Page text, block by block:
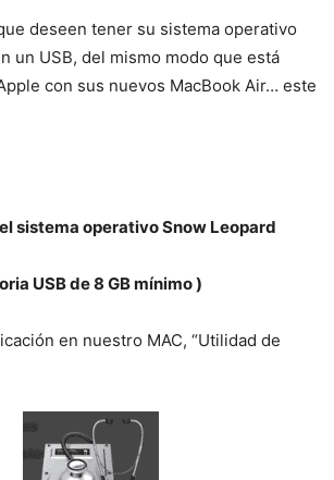
deseen tener su sistema operativo
un USB, del mismo modo que está
con sus nuevos MacBook Air… este
sistema operativo Snow Leopard
USB de 8 GB mínimo )
en nuestro MAC, “Utilidad de